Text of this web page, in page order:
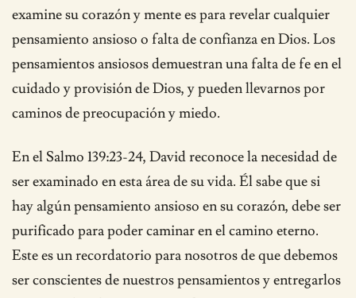
examine su corazón y mente es para revelar cualquier
pensamiento ansioso o falta de confianza en Dios. Los
pensamientos ansiosos demuestran una falta de fe en el
cuidado y provisión de Dios, y pueden llevarnos por
caminos de preocupación y miedo.
En el Salmo 139:23-24, David reconoce la necesidad de
ser examinado en esta área de su vida. Él sabe que si
hay algún pensamiento ansioso en su corazón, debe ser
purificado para poder caminar en el camino eterno.
Este es un recordatorio para nosotros de que debemos
ser conscientes de nuestros pensamientos y entregarlos